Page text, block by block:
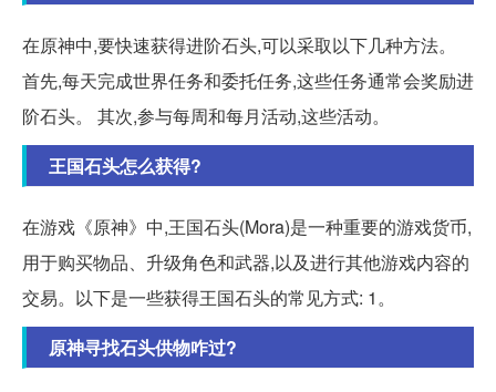
在原神中,要快速获得进阶石头,可以采取以下几种方法。
首先,每天完成世界任务和委托任务,这些任务通常会奖励进
阶石头。 其次,参与每周和每月活动,这些活动。
王国石头怎么获得?
在游戏《原神》中,王国石头(Mora)是一种重要的游戏货币,
用于购买物品、升级角色和武器,以及进行其他游戏内容的
交易。以下是一些获得王国石头的常见方式: 1。
原神寻找石头供物咋过?